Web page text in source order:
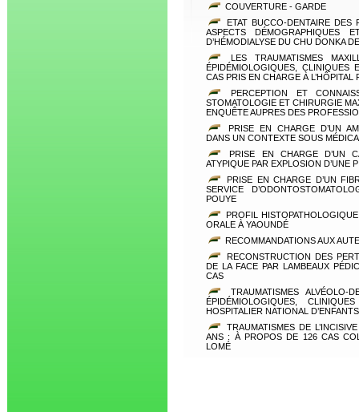
COUVERTURE - GARDE
ETAT BUCCO-DENTAIRE DES
ASPECTS DÉMOGRAPHIQUES
D’HÉMODIALYSE DU CHU DONKA
LES TRAUMATISMES
ÉPIDÉMIOLOGIQUES, CLINIQUES
CAS PRIS EN CHARGE À L’HÔPITAL
PERCEPTION ET
STOMATOLOGIE ET CHIRURGIE
ENQUÊTE AUPRES DES
PRISE EN CHARGE D’UN
DANS UN CONTEXTE SOUS
PRISE EN CHARGE D’UN
ATYPIQUE PAR EXPLOSION D’UNE
PRISE EN CHARGE D’UN
SERVICE
POUYE
PROFIL
ORALE À YAOUNDÉ
RECOMMANDATIONS AUX
RECONSTRUCTION DES
DE LA FACE PAR LAMBEAUX
CAS
TRAUMATISMES ALVÉOLO-
ÉPIDÉMIOLOGIQUES,
HOSPITALIER NATIONAL
TRAUMATISMES DE
ANS : À PROPOS DE 126 CAS
LOMÉ